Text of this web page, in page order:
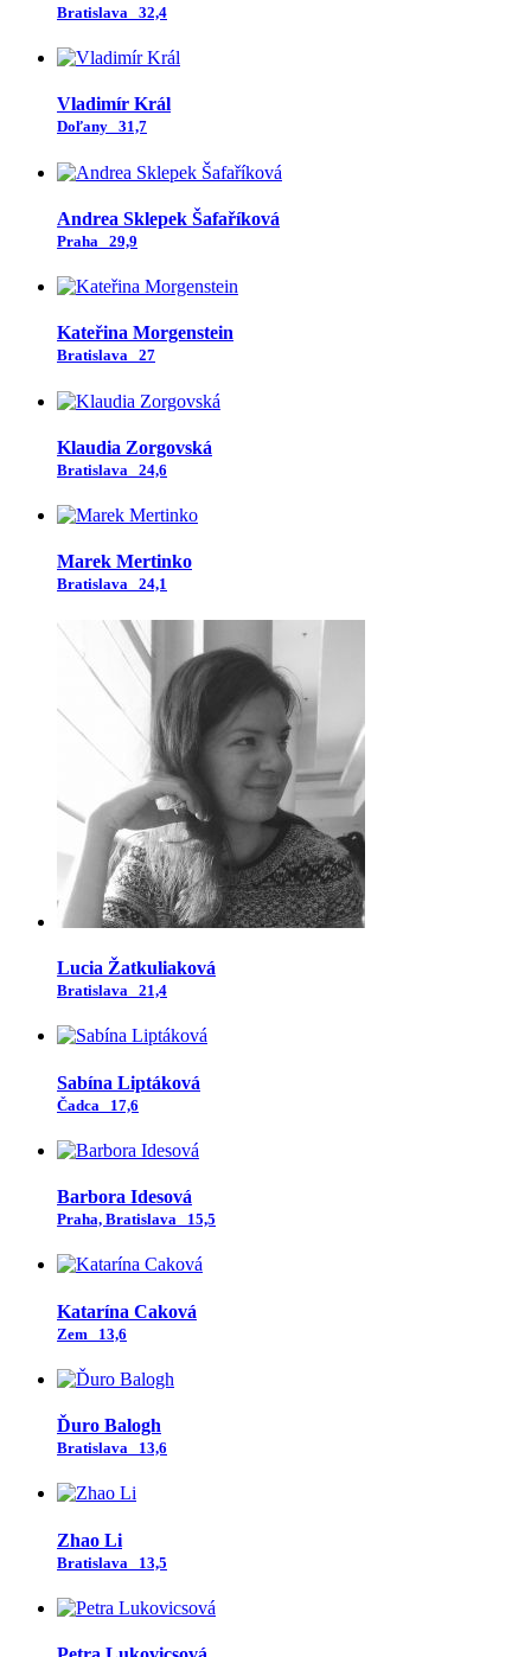
Bratislava 32,4
Vladimír Král
Doľany 31,7
Andrea Sklepek Šafaříková
Praha 29,9
Kateřina Morgenstein
Bratislava 27
Klaudia Zorgovská
Bratislava 24,6
Marek Mertinko
Bratislava 24,1
Lucia Žatkuliaková
Bratislava 21,4
Sabína Liptáková
Čadca 17,6
Barbora Idesová
Praha, Bratislava 15,5
Katarína Caková
Zem 13,6
Ďuro Balogh
Bratislava 13,6
Zhao Li
Bratislava 13,5